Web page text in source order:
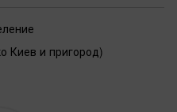
Киев и пригород)